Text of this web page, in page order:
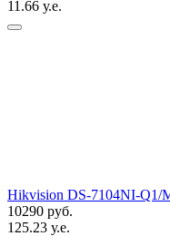
11.66 у.е.
Hikvision DS-7104NI-Q1/
10290 руб.
125.23 у.е.